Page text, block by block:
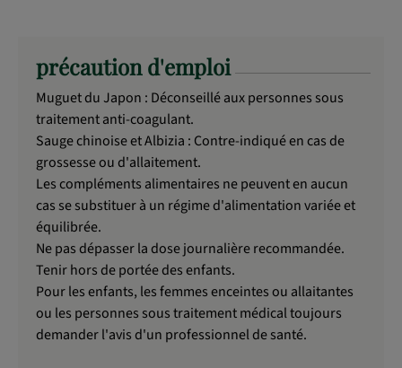
précaution d'emploi
Muguet du Japon : Déconseillé aux personnes sous
traitement anti-coagulant.
Sauge chinoise et Albizia : Contre-indiqué en cas de
grossesse ou d'allaitement.
Les compléments alimentaires ne peuvent en aucun
cas se substituer à un régime d'alimentation variée et
équilibrée.
Ne pas dépasser la dose journalière recommandée.
Tenir hors de portée des enfants.
Pour les enfants, les femmes enceintes ou allaitantes
ou les personnes sous traitement médical toujours
demander l'avis d'un professionnel de santé.